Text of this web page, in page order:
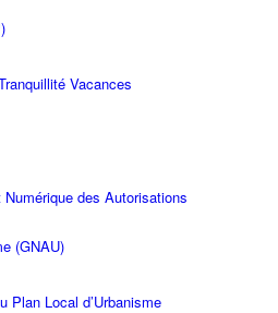
Vacances
Numérique des Autorisations
(GNAU)
Plan Local d’Urbanisme